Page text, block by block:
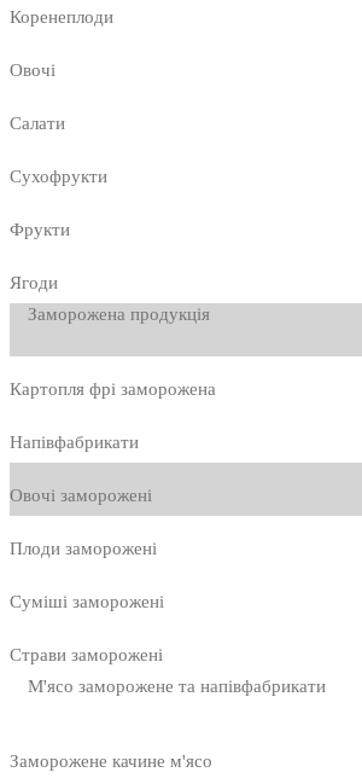
Коренеплоди
Овочі
Салати
Сухофрукти
Фрукти
Ягоди
Заморожена продукція
Картопля фрі заморожена
Напівфабрикати
Овочі заморожені
Плоди заморожені
Суміші заморожені
Страви заморожені
М'ясо заморожене та напівфабрикати
Заморожене качине м'ясо